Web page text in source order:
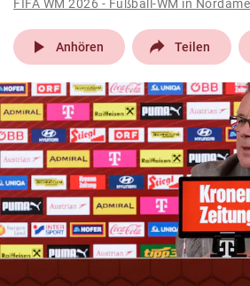
pin_drop
Wien
bookmark
search
Suchbegriff
eingeben
© Krone Multimedia GmbH & Co KG
play_arrow Anhören Teilen